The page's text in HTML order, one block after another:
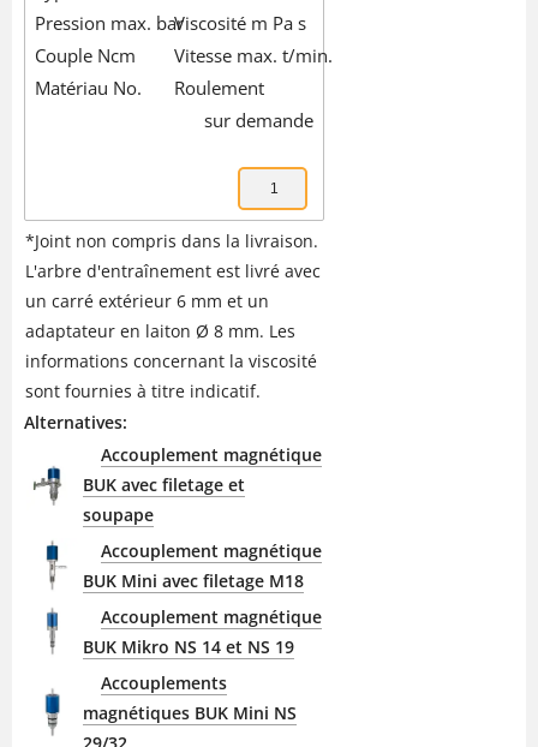
Pression max. barViscosité m Pa s
Couple Ncm
Vitesse max. t/min.
Matériau No.
Roulement
sur demande
*Joint non compris dans la livraison.
L'arbre d'entraînement est livré avec
un carré extérieur 6 mm et un
adaptateur en laiton Ø 8 mm. Les
informations concernant la viscosité
sont fournies à titre indicatif.
Alternatives:
Accouplement magnétique
BUK avec filetage et
soupape
Accouplement magnétique
BUK Mini avec filetage M18
Accouplement magnétique
BUK Mikro NS 14 et NS 19
Accouplements
magnétiques BUK Mini NS